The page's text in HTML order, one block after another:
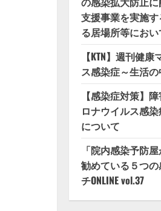
支援事業を実施
る居場所等にお
【KTN】週刊健
ス感染症～生活
【感染症対策】
ロナウイルス感
について
「院内感染予防
勧めている５つの
チONLINE vol.37